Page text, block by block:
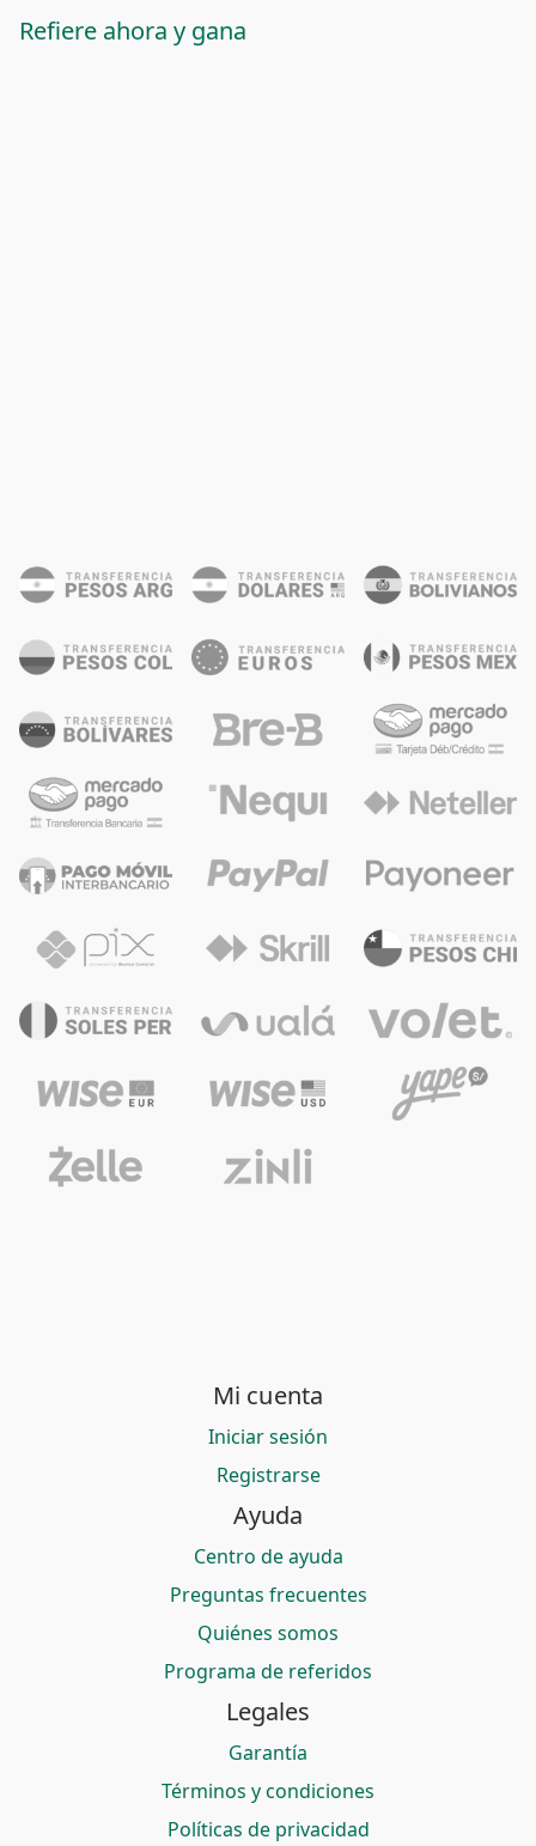
Refiere ahora y gana
Mi cuenta
Iniciar sesión
Registrarse
Ayuda
Centro de ayuda
Preguntas frecuentes
Quiénes somos
Programa de referidos
Legales
Garantía
Términos y condiciones
Políticas de privacidad